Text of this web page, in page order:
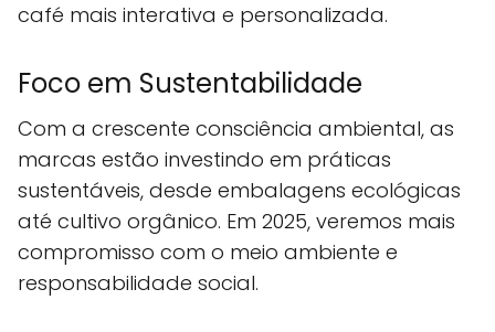
café mais interativa e personalizada.
Foco em Sustentabilidade
Com a crescente consciência ambiental, as
marcas estão investindo em práticas
sustentáveis, desde embalagens ecológicas
até cultivo orgânico. Em 2025, veremos mais
compromisso com o meio ambiente e
responsabilidade social.